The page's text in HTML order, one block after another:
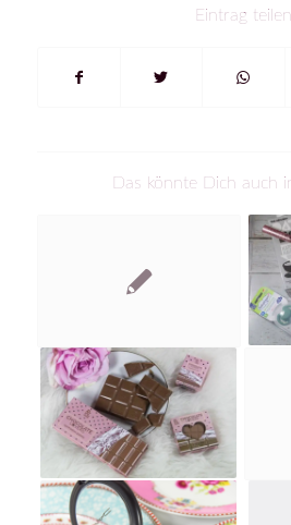
Eintrag teilen
Das könnte Dich auch